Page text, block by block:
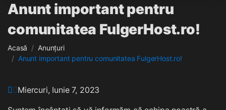
Anunt important pentru
comunitatea FulgerHost.ro!
Acasă
Anunțuri
Anunt important pentru comunitatea FulgerHost.ro!
Miercuri, Iunie 7, 2023